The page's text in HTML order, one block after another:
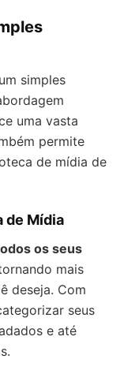
simples
uma vasta
permite
de mídia de
de Mídia
os seus
mais
deseja. Com
seus
e até